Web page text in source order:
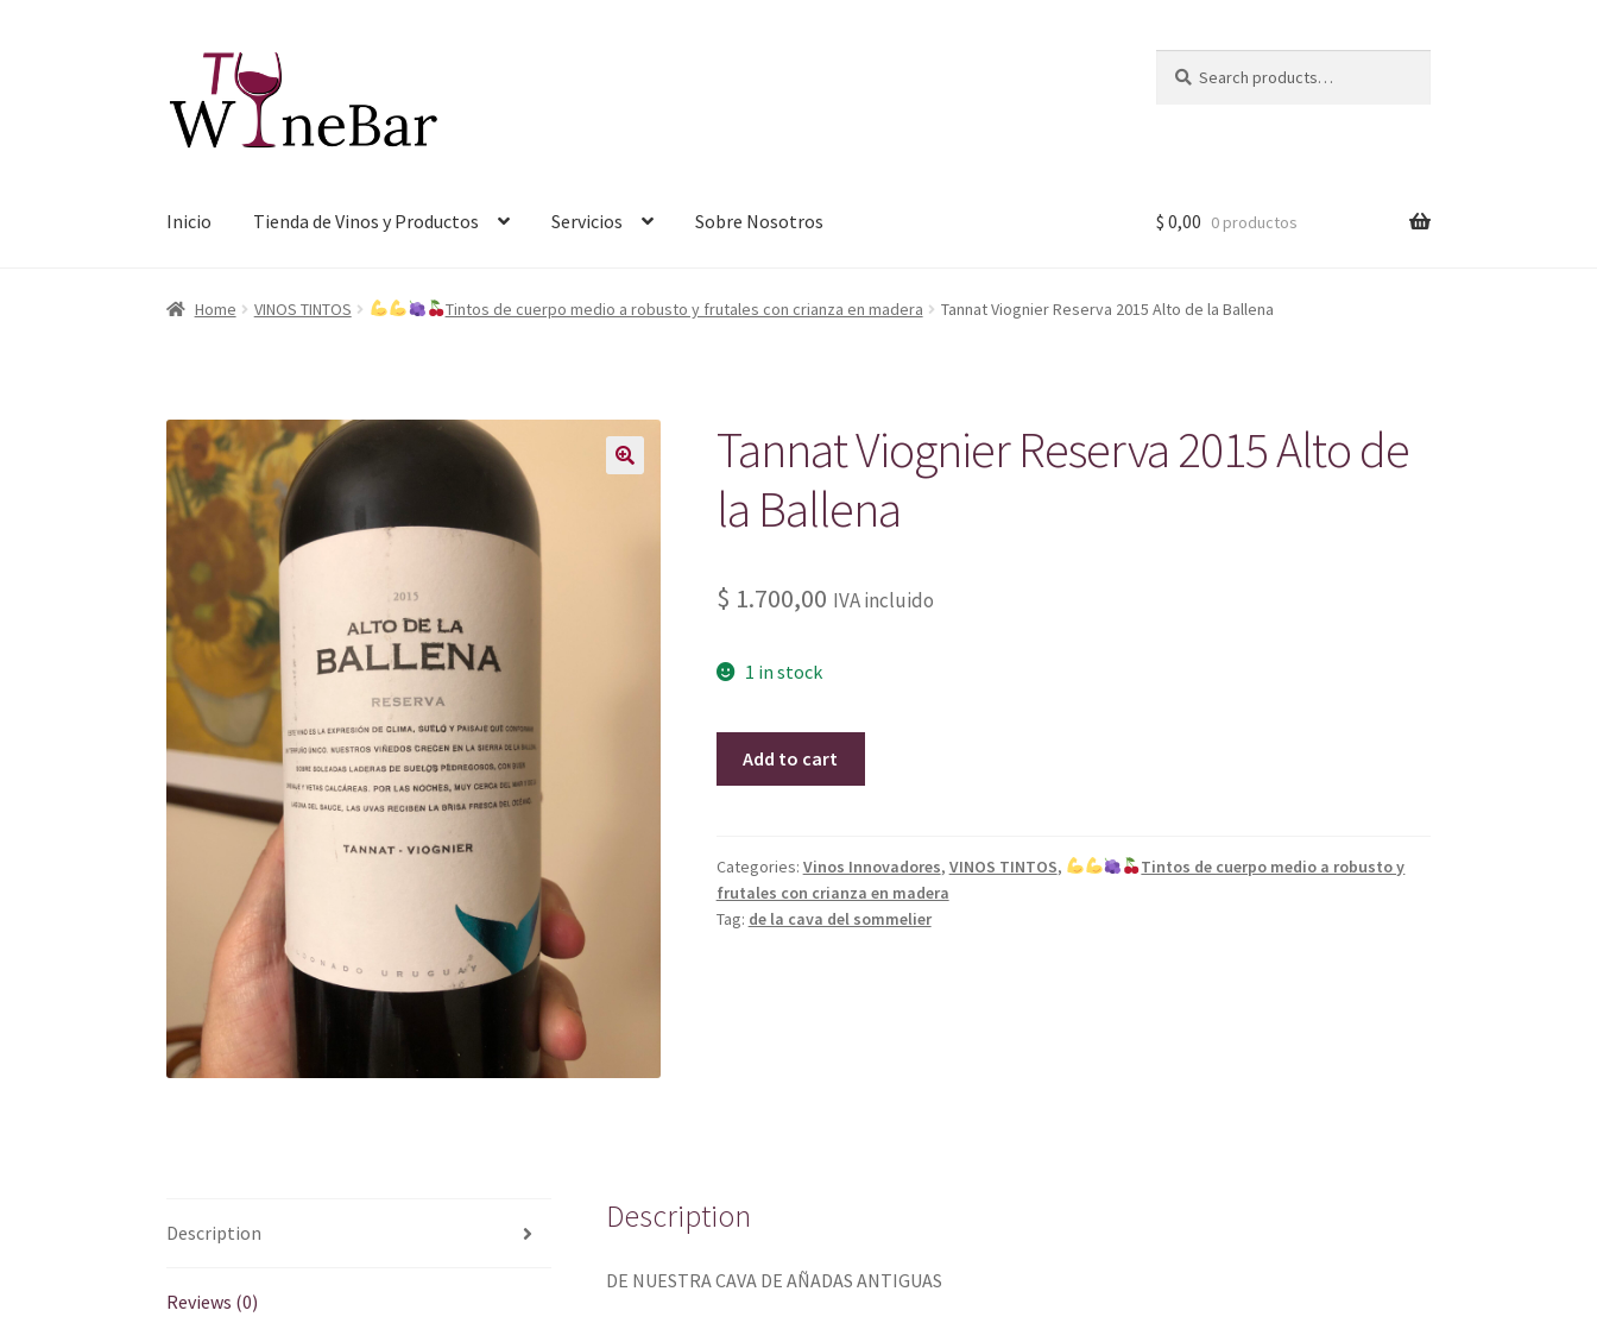
la
navegación
contenido
for:
Inicio Tienda de Vinos y Productos Servicios Sobre Nosotros $ 0,00 0 productos
Home VINOS TINTOS Tintos de cuerpo medio a robusto y frutales con crianza en madera Tannat Viognier Reserva 2015 Alto de la Ballena
Tannat Viognier Reserva 2015 Alto de
la Ballena
$ 1.700,00 IVA incluido
1 in stock
Alto
de
la
Add to cart
Categories: Vinos Innovadores, VINOS TINTOS,
Tintos de cuerpo medio a robusto y
frutales con crianza en madera
Tag: de la cava del sommelier
Description
Reviews (0)
Description
DE NUESTRA CAVA DE AÑADAS ANTIGUAS